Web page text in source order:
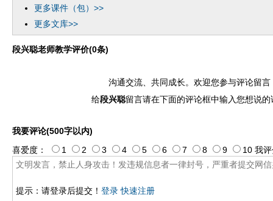
更多课件（包）>>
更多文库>>
段兴聪老师教学评价(0条)
沟通交流、共同成长。欢迎您参与评论留言
给段兴聪留言请在下面的评论框中输入您想说的
我要评论(500字以内)
提示：请登录后提交！ 登录 快速注册
喜爱度： 1 2 3 4 5 6 7 8 9 10 我评